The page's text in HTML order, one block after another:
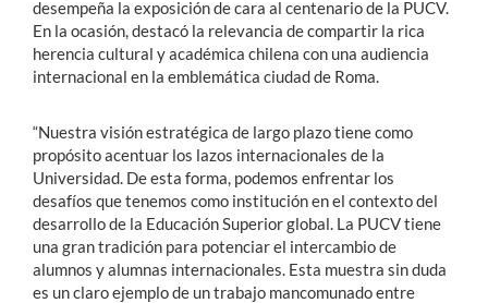
desempeña la exposición de cara al centenario de la PUCV.
En la ocasión, destacó la relevancia de compartir la rica
herencia cultural y académica chilena con una audiencia
internacional en la emblemática ciudad de Roma.
“Nuestra visión estratégica de largo plazo tiene como
propósito acentuar los lazos internacionales de la
Universidad. De esta forma, podemos enfrentar los
desafíos que tenemos como institución en el contexto del
desarrollo de la Educación Superior global. La PUCV tiene
una gran tradición para potenciar el intercambio de
alumnos y alumnas internacionales. Esta muestra sin duda
es un claro ejemplo de un trabajo mancomunado entre